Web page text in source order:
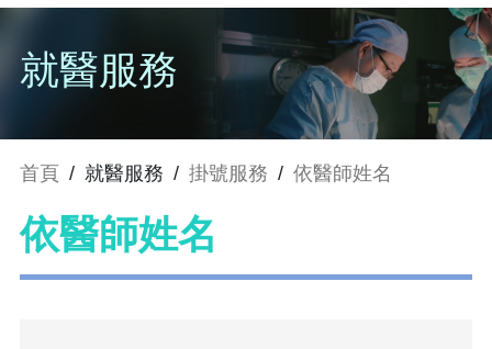
就醫服務
首頁 / 就醫服務 / 掛號服務 / 依醫師姓名
依醫師姓名